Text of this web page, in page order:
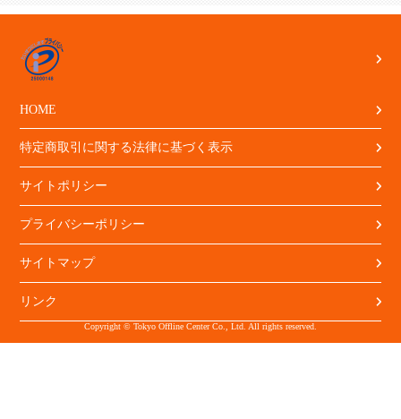
HOME
特定商取引に関する法律に基づく表示
サイトポリシー
プライバシーポリシー
サイトマップ
リンク
Copyright © Tokyo Offline Center Co., Ltd. All rights reserved.